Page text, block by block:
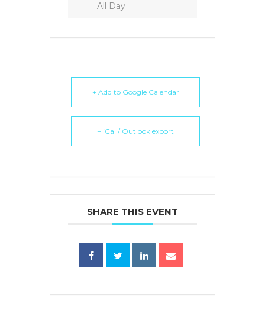
All Day
+ Add to Google Calendar
+ iCal / Outlook export
SHARE THIS EVENT